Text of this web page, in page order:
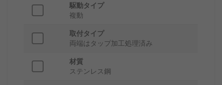
駆動タイプ
複動
取付タイプ
両端はタップ加工処理済み
材質
ステンレス鋼